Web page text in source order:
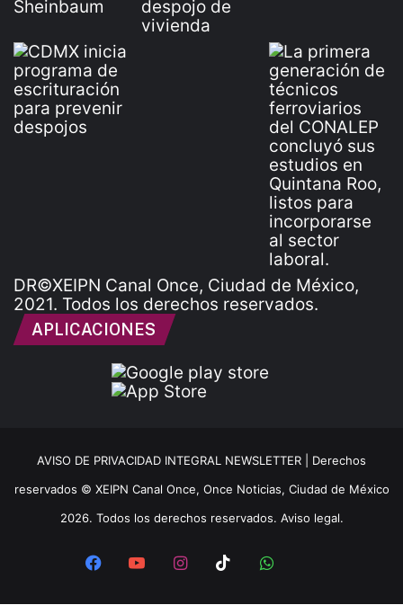
DR©XEIPN Canal Once, Ciudad de México,
2021. Todos los derechos reservados.
APLICACIONES
AVISO DE PRIVACIDAD INTEGRAL NEWSLETTER | Derechos
reservados © XEIPN Canal Once, Once Noticias, Ciudad de México
2026. Todos los derechos reservados. Aviso legal.
Facebook
YouTubeInstagram
TikTokWhatsApp